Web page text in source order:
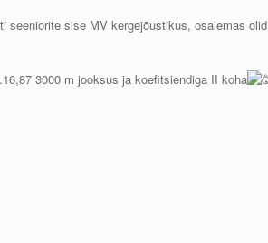
seeniorite sise MV kergejõustikus, osalemas
3000 m jooksus ja koefitsiendiga II koha